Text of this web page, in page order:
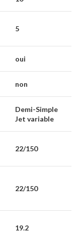
5
oui
non
Demi-Simple
Jet variable
22/150
22/150
19.2